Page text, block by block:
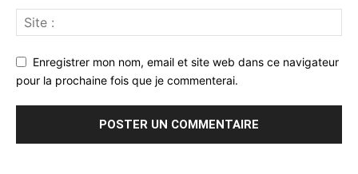
Enregistrer mon nom, email et site web dans ce navigateur
pour la prochaine fois que je commenterai.